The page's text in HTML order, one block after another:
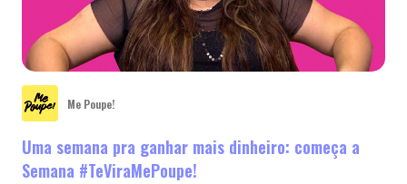
Me Poupe!
Uma semana pra ganhar mais dinheiro: começa a
Semana #TeViraMePoupe!